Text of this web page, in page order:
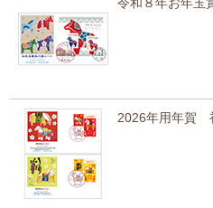
2026年用年賀